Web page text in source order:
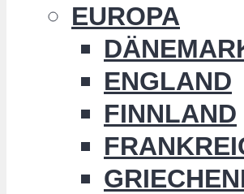
EUROPA
ENGLAND
FINNLAND